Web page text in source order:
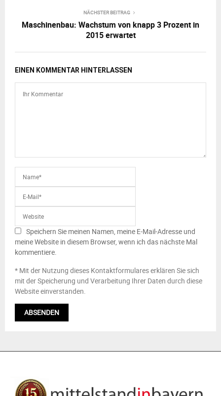
NÄCHSTER BEITRAG
Maschinenbau: Wachstum von knapp 3 Prozent in
2015 erwartet
EINEN KOMMENTAR HINTERLASSEN
Speichern Sie meinen Namen, meine E-Mail-Adresse und
meine Website in diesem Browser, wenn ich das nächste Mal
kommentiere.
* Mit der Nutzung dieses Kontaktformulares erklären Sie sich
mit der Speicherung und Verarbeitung Ihrer Daten durch diese
Website einverstanden.